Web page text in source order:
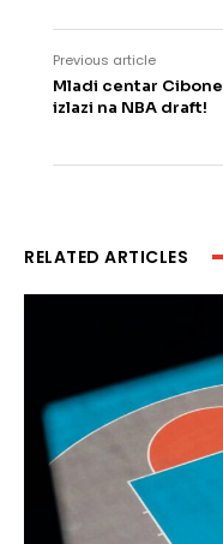
Previous article
Mladi centar Cibone
izlazi na NBA draft!
RELATED ARTICLES